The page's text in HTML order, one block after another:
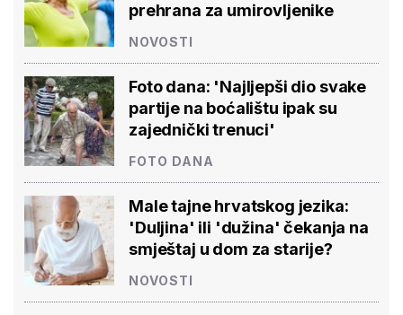
prehrana za umirovljenike
NOVOSTI
Foto dana: 'Najljepši dio svake
partije na boćalištu ipak su
zajednički trenuci'
FOTO DANA
Male tajne hrvatskog jezika:
'Duljina' ili 'dužina' čekanja na
smještaj u dom za starije?
NOVOSTI